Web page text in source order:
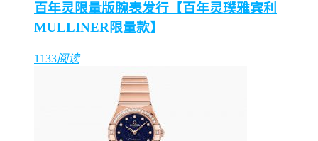
百年灵限量版腕表发行【百年灵璞雅宾利
MULLINER限量款】
1133阅读